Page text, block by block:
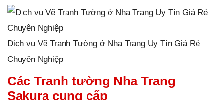
Dịch vụ Vẽ Tranh Tường ở Nha Trang Uy Tín Giá Rẻ
Chuyên Nghiệp
Các Tranh tường Nha Trang
Sakura cung cấp